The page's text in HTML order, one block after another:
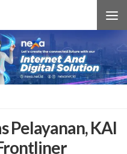
Pelayanan, KAI